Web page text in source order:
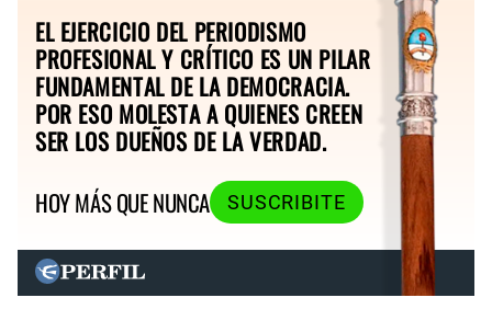
EL EJERCICIO DEL PERIODISMO
PROFESIONAL Y CRÍTICO ES UN PILAR
FUNDAMENTAL DE LA DEMOCRACIA.
POR ESO MOLESTA A QUIENES CREEN
SER LOS DUEÑOS DE LA VERDAD.
HOY MÁS QUE NUNCA
SUSCRIBITE